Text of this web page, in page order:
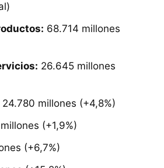
68.714 millones
26.645 millones
24.780 millones (+4,8%)
(+1,9%)
(+6,7%)